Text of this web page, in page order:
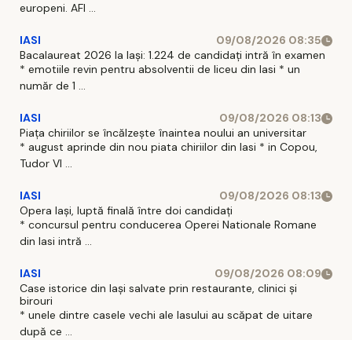
europeni. AFI ...
IASI
09/08/2026 08:35
Bacalaureat 2026 la Iași: 1.224 de candidați intră în examen
* emotiile revin pentru absolventii de liceu din Iasi * un
număr de 1 ...
IASI
09/08/2026 08:13
Piața chiriilor se încălzește înaintea noului an universitar
* august aprinde din nou piata chiriilor din Iasi * in Copou,
Tudor Vl ...
IASI
09/08/2026 08:13
Opera Iași, luptă finală între doi candidați
* concursul pentru conducerea Operei Nationale Romane
din Iasi intră ...
IASI
09/08/2026 08:09
Case istorice din Iași salvate prin restaurante, clinici și
birouri
* unele dintre casele vechi ale Iasului au scăpat de uitare
după ce ...